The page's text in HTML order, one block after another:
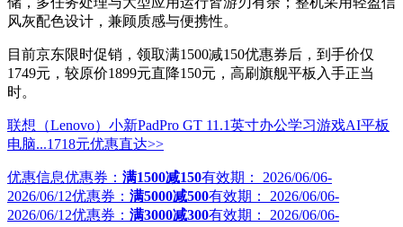
风灰配色设计，兼顾质感与便携性。
目前京东限时促销，领取满1500减150优惠券后，到手价仅
1749元，较原价1899元直降150元，高刷旗舰平板入手正当
时。
联想（Lenovo）小新PadPro GT 11.1英寸办公学习游戏AI平板
电脑...1718元优惠直达>>
优惠信息优惠券： 满1500减150有效期：
2026/06/06-
2026/06/12优惠券： 满5000减500有效期：
2026/06/06-
2026/06/12优惠券： 满3000减300有效期：
2026/06/06-